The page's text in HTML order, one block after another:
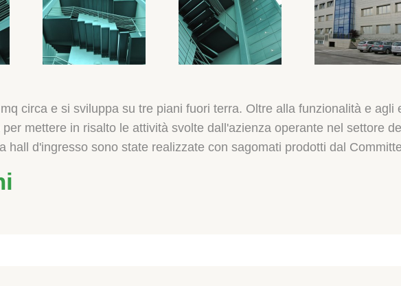
circa e si sviluppa su tre piani fuori terra. Oltre alla funzionalità e agli
mettere in risalto le attività svolte dall'azienza operante nel settore
hall d'ingresso sono state realizzate con sagomati prodotti dal